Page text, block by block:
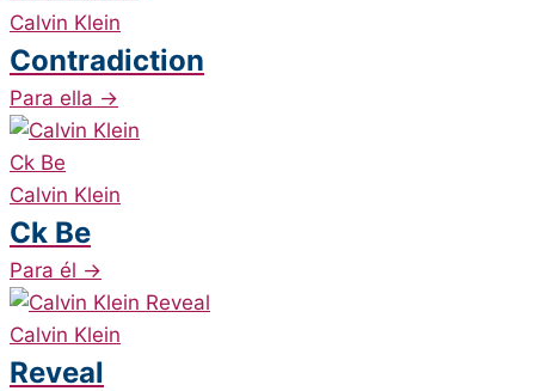
Calvin Klein
Contradiction
Para ella →
Calvin Klein
Ck Be
Para él →
Calvin Klein
Reveal